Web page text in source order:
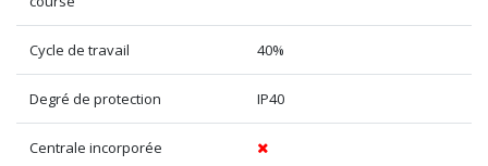
Cycle de travail 40%
Degré de protection IP40
Centrale incorporée